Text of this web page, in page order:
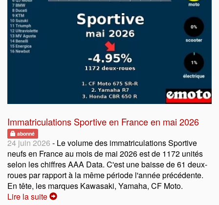
Immatriculations Sportive en France en mai 2026
abonné
24 juin 2026 - Le volume des immatriculations Sportive
neufs en France au mois de mai 2026 est de 1172 unités
selon les chiffres AAA Data. C'est une baisse de 61 deux-
roues par rapport à la même période l'année précédente.
En tête, les marques Kawasaki, Yamaha, CF Moto.
Lire la suite